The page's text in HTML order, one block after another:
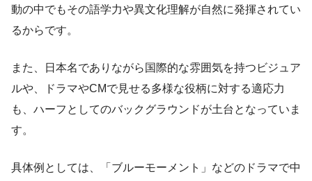
動の中でもその語学力や異文化理解が自然に発揮されてい
るからです。
また、日本名でありながら国際的な雰囲気を持つビジュア
ルや、ドラマやCMで見せる多様な役柄に対する適応力
も、ハーフとしてのバックグラウンドが土台となっていま
す。
具体例としては、「ブルーモーメント」などのドラマで中